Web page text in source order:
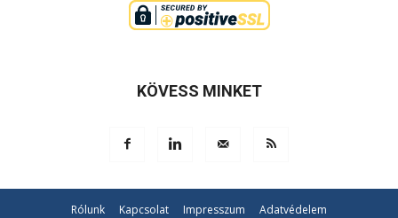
KÖVESS MINKET
Rólunk Kapcsolat Impresszum Adatvédelem